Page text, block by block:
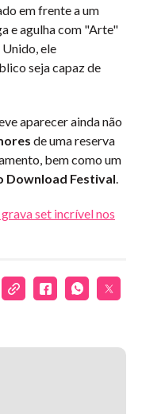
em frente a um
e agulha com "Arte"
ele
seja capaz de
aparecer ainda não
de uma reserva
bem como um
Download Festival.
set incrível nos